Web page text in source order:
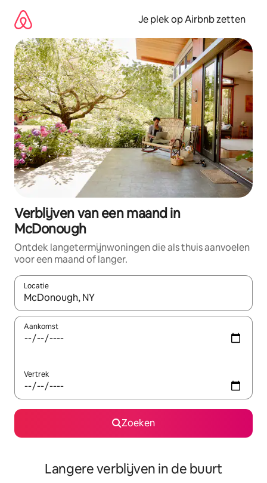
direct
naar
inhoud
Je plek op Airbnb zetten
Verblijven van een maand in
McDonough
Ontdek langetermijnwoningen die als thuis aanvoelen
voor een maand of langer.
Locatie
Wanneer er resultaten beschikbaar zijn, maak je een keuze
Aankomst
Vertrek
Zoeken
Langere verblijven in de buurt